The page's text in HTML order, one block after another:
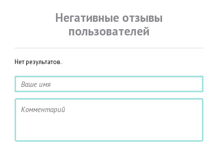
Негативные отзывы
пользователей
Нет результатов.